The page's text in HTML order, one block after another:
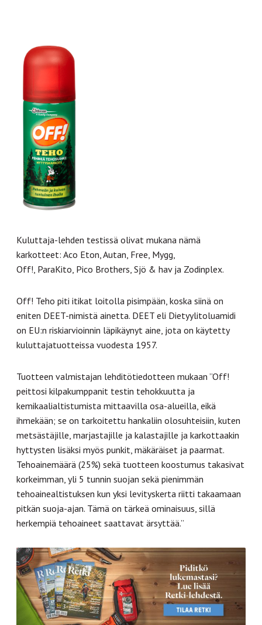
Kuluttaja-lehden testissä olivat mukana nämä
karkotteet: Aco Eton, Autan, Free, Mygg,
Off!, ParaKito, Pico Brothers, Sjö & hav ja Zodinplex.
Off! Teho piti itikat loitolla pisimpään, koska siinä on
eniten DEET-nimistä ainetta. DEET eli Dietyylitoluamidi
on EU:n riskiarvioinnin läpikäynyt aine, jota on käytetty
kuluttajatuotteissa vuodesta 1957.
Tuotteen valmistajan lehditötiedotteen mukaan ”Off!
peittosi kilpakumppanit testin tehokkuutta ja
kemikaalialtistumista mittaavilla osa-alueilla, eikä
ihmekään; se on tarkoitettu hankaliin olosuhteisiin, kuten
metsästäjille, marjastajille ja kalastajille ja karkottaakin
hyttysten lisäksi myös punkit, mäkäräiset ja paarmat.
Tehoainemäärä (25%) sekä tuotteen koostumus takasivat
korkeimman, yli 5 tunnin suojan sekä pienimmän
tehoainealtistuksen kun yksi levityskerta riitti takaamaan
pitkän suoja-ajan. Tämä on tärkeä ominaisuus, sillä
herkempiä tehoaineet saattavat ärsyttää.”